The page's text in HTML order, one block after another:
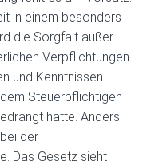
in einem besonders
die Sorgfalt außer
Verpflichtungen
und Kenntnissen
Steuerpflichtigen
hätte. Anders
der
Das Gesetz sieht